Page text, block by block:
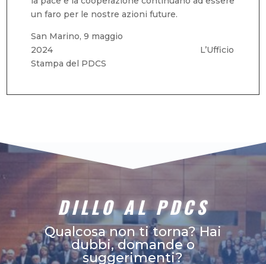
un faro per le nostre azioni future.
San Marino, 9 maggio
2024 L’Ufficio
Stampa del PDCS
DILLO AL PDCS
Qualcosa non ti torna? Hai
dubbi, domande o
suggerimenti?